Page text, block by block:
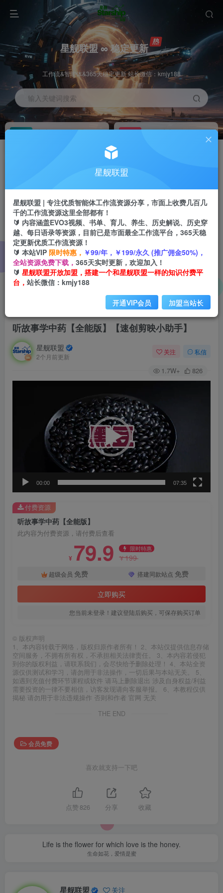
星舰联盟 ∞ 稳定更新
工作流&智能体&365天稳定更新 站长微信：kmjy188
输入关键词搜索
加入会员 工作流主页
每周免费工作流体验
站长招募
推荐
项目周期预估10年
听故事学中药【全能版】【速创剪映小助手】
星舰联盟
2个月前更新
关注 私信
1.7W+ 826
00:00 07:35
听故事学中药【全能版】
此内容为付费资源，请付费后查看
¥ 79.9 限时特惠
¥199
超级会员 免费 搭建同款站点 免费
立即购买
您当前未登录！建议登陆后购买，可保存购买订单
付费资源
© 版权声明
1、本内容转载于网络，版权归原作者所有！ 2、本站仅提供信息存储
空间服务，不拥有所有权，不承担相关法律责任。 3、本内容若侵犯
到你的版权利益，请联系我们，会尽快给予删除处理！ 4、本站全资
源仅供测试和学习，请勿用于非法操作，一切后果与本站无关。 5、
如遇到充值付费环节课程或软件 请马上删除退出 涉及自身权益/利益
需要投资的一律不要相信，访客发现请向客服举报。 6、本教程仅供
揭秘 请勿用于非法违规操作 否则和作者 官网 无关
THE END
会员免费
喜欢就支持一下吧
点赞 826 分享 收藏
Life is the flower for which love is the honey.
生命如花，爱情是蜜
星舰联盟 关注
星舰联盟
星舰联盟 | 专注优质智能体工作流资源分享，市面上收费几百几
千的工作流资源这里全部都有！
🔰 内容涵盖EVO3视频、书单、育儿、养生、历史解说、历史穿
越、每日语录等资源，目前已是市面最全工作流平台，365天稳
定更新优质工作流资源！
🔰 本站VIP 限时特惠， ￥99/年，￥199/永久 (推广佣金50%)，
全站资源免费下载， 365天实时更新，欢迎加入！
🔰 星舰联盟开放加盟，搭建一个和星舰联盟一样的知识付费平
台， 站长微信：kmjy188
开通VIP会员 加盟当站长